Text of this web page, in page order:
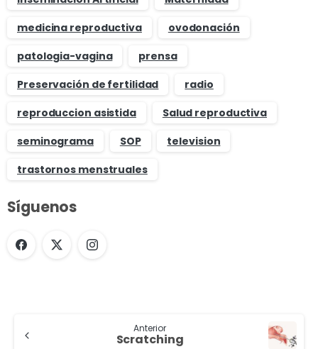
medicina reproductiva
ovodonación
patologia-vagina
prensa
Preservación de fertilidad
radio
reproduccion asistida
Salud reproductiva
seminograma
SOP
television
trastornos menstruales
Síguenos
Anterior
Scratching